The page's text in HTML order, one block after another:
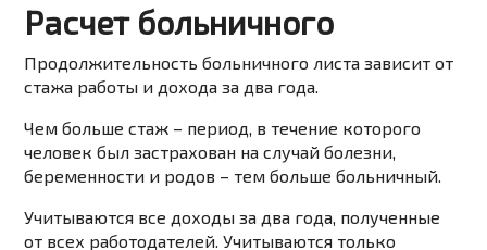
Расчет больничного
Продолжительность больничного листа зависит от
стажа работы и дохода за два года.
Чем больше стаж – период, в течение которого
человек был застрахован на случай болезни,
беременности и родов – тем больше больничный.
Учитываются все доходы за два года, полученные
от всех работодателей. Учитываются только